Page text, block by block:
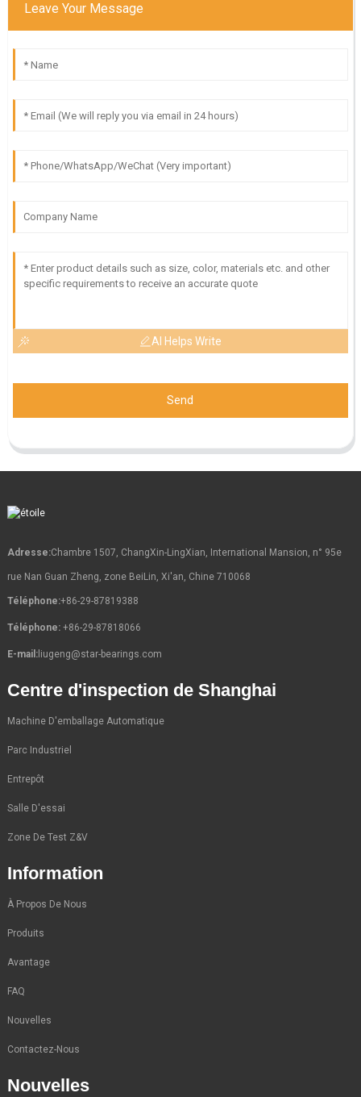
Leave Your Message
AI Helps Write
Send
Adresse:Chambre 1507, ChangXin-LingXian, International Mansion, n° 95e
rue Nan Guan Zheng, zone BeiLin, Xi'an, Chine 710068
Téléphone:+86-29-87819388
Téléphone: +86-29-87818066
E-mail:liugeng@star-bearings.com
Centre d'inspection de Shanghai
Machine D'emballage Automatique
Parc Industriel
Entrepôt
Salle D'essai
Zone De Test Z&V
Information
À Propos De Nous
Produits
Avantage
FAQ
Nouvelles
Contactez-Nous
Nouvelles